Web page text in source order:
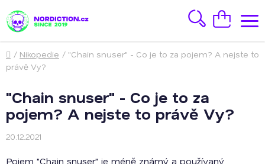
na
obsah
HledatNákupní
košík
Domů
/ Nikopedie / "Chain snuser" - Co je to za pojem? A nejste to
právě Vy?
"Chain snuser" - Co je to za
pojem? A nejste to právě Vy?
20.12.2021
Pojem "Chain snuser" je méně známý a používaný